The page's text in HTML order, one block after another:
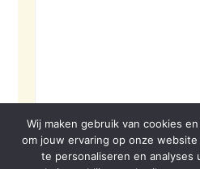
Wij maken gebruik van cookies
om jouw ervaring op onze
te personaliseren en analyses